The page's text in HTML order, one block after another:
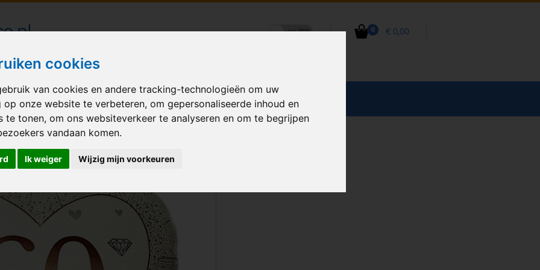
cookies
van cookies en andere tracking-technologieën om uw
op onze website te verbeteren, om gepersonaliseerde inhoud en
te tonen, om ons websiteverkeer te analyseren en om te begrijpen
vandaan komen.
Ik weiger Wijzig mijn voorkeuren
0 € 0,00
bezorgd in heel Nederland
BALLONNEN GELEGENHEID VERHUUR BEDRUKKEN ACCESSOIRES